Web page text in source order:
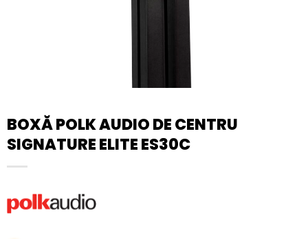
BOXĂ POLK AUDIO DE CENTRU
SIGNATURE ELITE ES30C